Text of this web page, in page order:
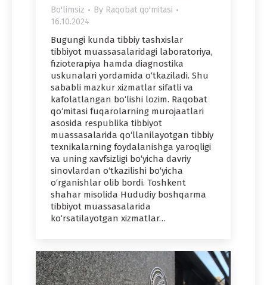
Bo'limsiz By Raqobat qo'mitasi
16.10.2024
Bugungi kunda tibbiy tashxislar
tibbiyot muassasalaridagi laboratoriya,
fizioterapiya hamda diagnostika
uskunalari yordamida o‘tkaziladi. Shu
sababli mazkur xizmatlar sifatli va
kafolatlangan bo‘lishi lozim. Raqobat
qo‘mitasi fuqarolarning murojaatlari
asosida respublika tibbiyot
muassasalarida qo‘llanilayotgan tibbiy
texnikalarning foydalanishga yaroqligi
va uning xavfsizligi bo‘yicha davriy
sinovlardan o‘tkazilishi bo‘yicha
o‘rganishlar olib bordi. Toshkent
shahar misolida Hududiy boshqarma
tibbiyot muassasalarida
ko‘rsatilayotgan xizmatlar…